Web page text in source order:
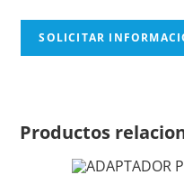
SOLICITAR
Productos